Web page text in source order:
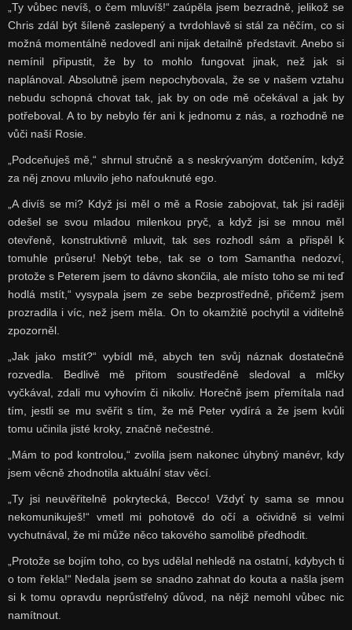
„Ty vůbec nevíš, o čem mluvíš!“ zaúpěla jsem bezradně, jelikož se
Chris zdál být šíleně zaslepený a tvrdohlavě si stál za něčím, co si
možná momentálně nedovedl ani nijak detailně představit. Anebo si
nemínil připustit, že by to mohlo fungovat jinak, než jak si
naplánoval. Absolutně jsem nepochybovala, že se v našem vztahu
nebudu schopná chovat tak, jak by on ode mě očekával a jak by
potřeboval. A to by nebylo fér ani k jednomu z nás, a rozhodně ne
vůči naší Rosie.
„Podceňuješ mě,“ shrnul stručně a s neskrývaným dotčením, když
za něj znovu mluvilo jeho nafouknuté ego.
„A divíš se mi? Když jsi měl o mě a Rosie zabojovat, tak jsi raději
odešel se svou mladou milenkou pryč, a když jsi se mnou měl
otevřeně, konstruktivně mluvit, tak ses rozhodl sám a přispěl k
tomuhle průseru! Nebýt tebe, tak se o tom Samantha nedozví,
protože s Peterem jsem to dávno skončila, ale místo toho se mi teď
hodlá mstít,“ vysypala jsem ze sebe bezprostředně, přičemž jsem
prozradila i víc, než jsem měla. On to okamžitě pochytil a viditelně
zpozorněl.
„Jak jako mstít?“ vybídl mě, abych ten svůj náznak dostatečně
rozvedla. Bedlivě mě přitom soustředěně sledoval a mlčky
vyčkával, zdali mu vyhovím či nikoliv. Horečně jsem přemítala nad
tím, jestli se mu svěřit s tím, že mě Peter vydírá a že jsem kvůli
tomu učinila jisté kroky, značně nečestné.
„Mám to pod kontrolou,“ zvolila jsem nakonec úhybný manévr, kdy
jsem věcně zhodnotila aktuální stav věcí.
„Ty jsi neuvěřitelně pokrytecká, Becco! Vždyť ty sama se mnou
nekomunikuješ!“ vmetl mi pohotově do očí a očividně si velmi
vychutnával, že mi může něco takového samolibě předhodit.
„Protože se bojím toho, co bys udělal nehledě na ostatní, kdybych ti
o tom řekla!“ Nedala jsem se snadno zahnat do kouta a našla jsem
si k tomu opravdu neprůstřelný důvod, na nějž nemohl vůbec nic
namítnout.